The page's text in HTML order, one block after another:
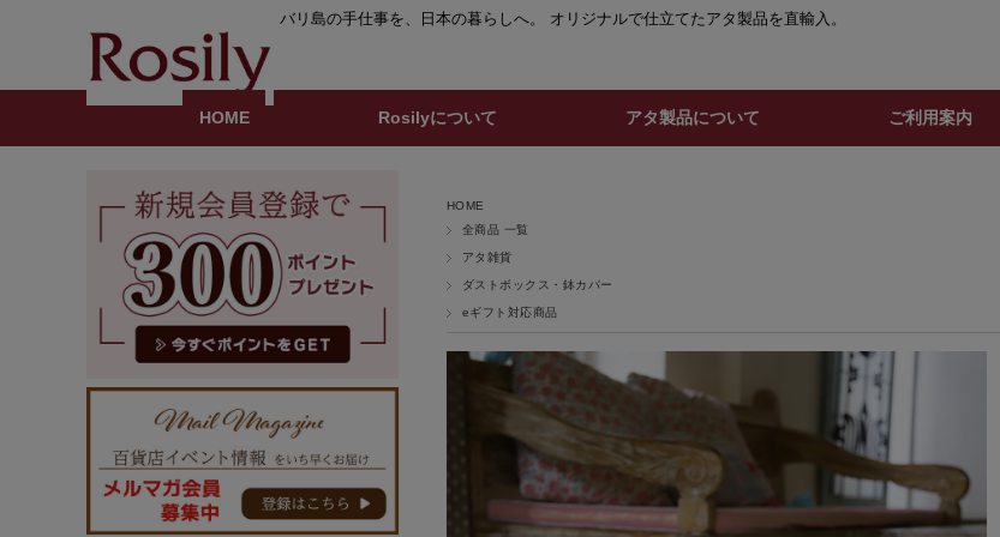
バリ島の手仕事を、日本の暮らしへ。 オリジナルで仕立てたアタ製品を直輸入。
HOME Rosilyについて アタ製品について ご利用案内
HOME
全商品 一覧
アタ雑貨
ダストボックス・鉢カバー
eギフト対応商品